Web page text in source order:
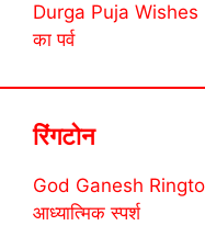
Durga Puja Wishes |
का पर्व
रिंगटोन
God Ganesh
आध्यात्मिक स्पर्श